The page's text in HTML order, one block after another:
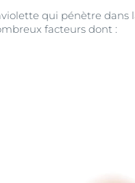
qui pénètre dans
facteurs dont :